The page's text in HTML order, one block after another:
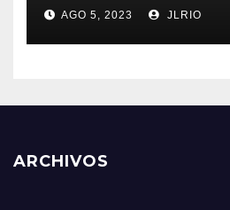
AGO 5, 2023 JLRIO
ARCHIVOS